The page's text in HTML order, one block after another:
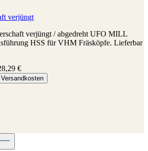
verjüngt
verjüngt / abgedreht UFO MILL
HSS für VHM Fräsköpfe. Lieferbar
€